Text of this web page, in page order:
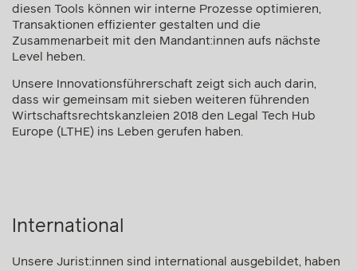
diesen Tools können wir interne Prozesse optimieren,
Transaktionen effizienter gestalten und die
Zusammenarbeit mit den Mandant:innen aufs nächste
Level heben.
Unsere Innovationsführerschaft zeigt sich auch darin,
dass wir gemeinsam mit sieben weiteren führenden
Wirtschaftsrechtskanzleien 2018 den Legal Tech Hub
Europe (LTHE) ins Leben gerufen haben.
International
Unsere Jurist:innen sind international ausgebildet, haben